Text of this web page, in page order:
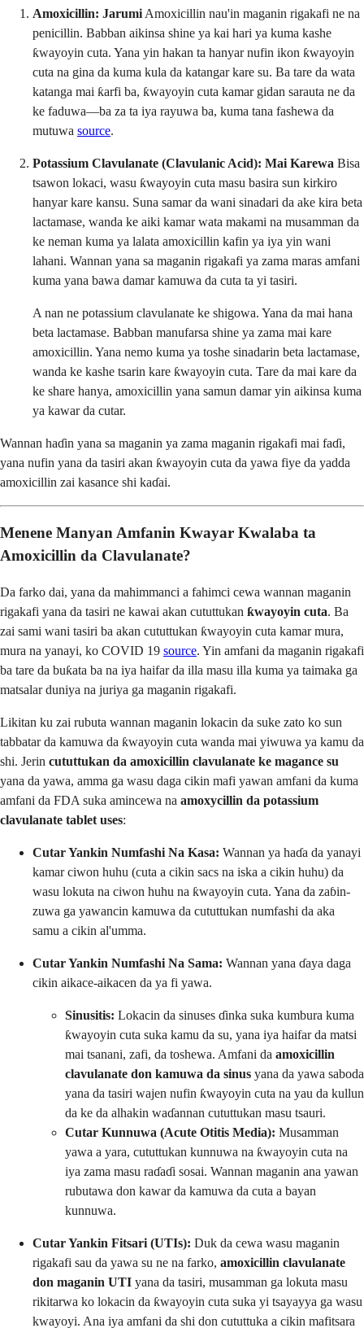
Amoxicillin: Jarumi Amoxicillin nau'in maganin rigakafi ne na
penicillin. Babban aikinsa shine ya kai hari ya kuma kashe
ƙwayoyin cuta. Yana yin hakan ta hanyar nufin ikon ƙwayoyin
cuta na gina da kuma kula da katangar kare su. Ba tare da wata
katanga mai ƙarfi ba, ƙwayoyin cuta kamar gidan sarauta ne da
ke faduwa—ba za ta iya rayuwa ba, kuma tana fashewa da
mutuwa source.
Potassium Clavulanate (Clavulanic Acid): Mai Karewa Bisa
tsawon lokaci, wasu ƙwayoyin cuta masu basira sun kirkiro
hanyar kare kansu. Suna samar da wani sinadari da ake kira beta
lactamase, wanda ke aiki kamar wata makami na musamman da
ke neman kuma ya lalata amoxicillin kafin ya iya yin wani
lahani. Wannan yana sa maganin rigakafi ya zama maras amfani
kuma yana bawa damar kamuwa da cuta ta yi tasiri.
A nan ne potassium clavulanate ke shigowa. Yana da mai hana
beta lactamase. Babban manufarsa shine ya zama mai kare
amoxicillin. Yana nemo kuma ya toshe sinadarin beta lactamase,
wanda ke kashe tsarin kare ƙwayoyin cuta. Tare da mai kare da
ke share hanya, amoxicillin yana samun damar yin aikinsa kuma
ya kawar da cutar.
Wannan haɗin yana sa maganin ya zama maganin rigakafi mai faɗi,
yana nufin yana da tasiri akan ƙwayoyin cuta da yawa fiye da yadda
amoxicillin zai kasance shi kaɗai.
Menene Manyan Amfanin Kwayar Kwalaba ta
Amoxicillin da Clavulanate?
Da farko dai, yana da mahimmanci a fahimci cewa wannan maganin
rigakafi yana da tasiri ne kawai akan cututtukan ƙwayoyin cuta. Ba
zai sami wani tasiri ba akan cututtukan ƙwayoyin cuta kamar mura,
mura na yanayi, ko COVID 19 source. Yin amfani da maganin rigakafi
ba tare da buƙata ba na iya haifar da illa masu illa kuma ya taimaka ga
matsalar duniya na juriya ga maganin rigakafi.
Likitan ku zai rubuta wannan maganin lokacin da suke zato ko sun
tabbatar da kamuwa da ƙwayoyin cuta wanda mai yiwuwa ya kamu da
shi. Jerin cututtukan da amoxicillin clavulanate ke magance su
yana da yawa, amma ga wasu daga cikin mafi yawan amfani da kuma
amfani da FDA suka amincewa na amoxycillin da potassium
clavulanate tablet uses:
Cutar Yankin Numfashi Na Kasa: Wannan ya haɗa da yanayi
kamar ciwon huhu (cuta a cikin sacs na iska a cikin huhu) da
wasu lokuta na ciwon huhu na ƙwayoyin cuta. Yana da zaɓin-
zuwa ga yawancin kamuwa da cututtukan numfashi da aka
samu a cikin al'umma.
Cutar Yankin Numfashi Na Sama: Wannan yana ɗaya daga
cikin aikace-aikacen da ya fi yawa.
Sinusitis: Lokacin da sinuses ɗinka suka kumbura kuma
ƙwayoyin cuta suka kamu da su, yana iya haifar da matsi
mai tsanani, zafi, da toshewa. Amfani da amoxicillin
clavulanate don kamuwa da sinus yana da yawa saboda
yana da tasiri wajen nufin ƙwayoyin cuta na yau da kullun
da ke da alhakin waɗannan cututtukan masu tsauri.
Cutar Kunnuwa (Acute Otitis Media): Musamman
yawa a yara, cututtukan kunnuwa na ƙwayoyin cuta na
iya zama masu raɗaɗi sosai. Wannan maganin ana yawan
rubutawa don kawar da kamuwa da cuta a bayan
kunnuwa.
Cutar Yankin Fitsari (UTIs): Duk da cewa wasu maganin
rigakafi sau da yawa su ne na farko, amoxicillin clavulanate
don maganin UTI yana da tasiri, musamman ga lokuta masu
rikitarwa ko lokacin da ƙwayoyin cuta suka yi tsayayya ga wasu
kwayoyi. Ana iya amfani da shi don cututtuka a cikin mafitsara